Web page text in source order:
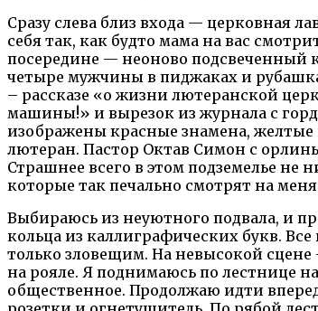
Сразу слева близ входа — церковная
себя так, как будто мама на вас
посередине — неоново подсвеченный
четыре мужчины в пиджаках и
– рассказе «о жизни лютеранской
машины!» и вырезок из журнала с
изображены красные знамена,
лютеран. Пастор Октав Симон с
Страшнее всего в этом подземелье не
которые так печально смотрят на меня
Выбираюсь из неуютного подвала, и
кольца из каллиграфических букв.
только зловещим. На невысокой
на рояле. Я поднимаюсь по лестнице
общественное. Продолжаю идти